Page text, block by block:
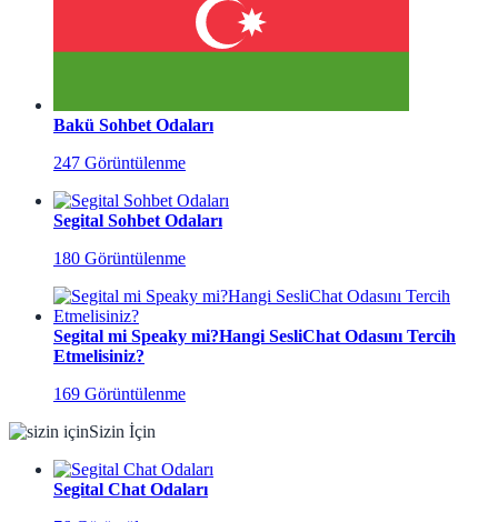
Bakü Sohbet Odaları
247 Görüntülenme
Segital Sohbet Odaları
180 Görüntülenme
Segital mi Speaky mi?Hangi SesliChat Odasını Tercih
Etmelisiniz?
169 Görüntülenme
Sizin İçin
Segital Chat Odaları